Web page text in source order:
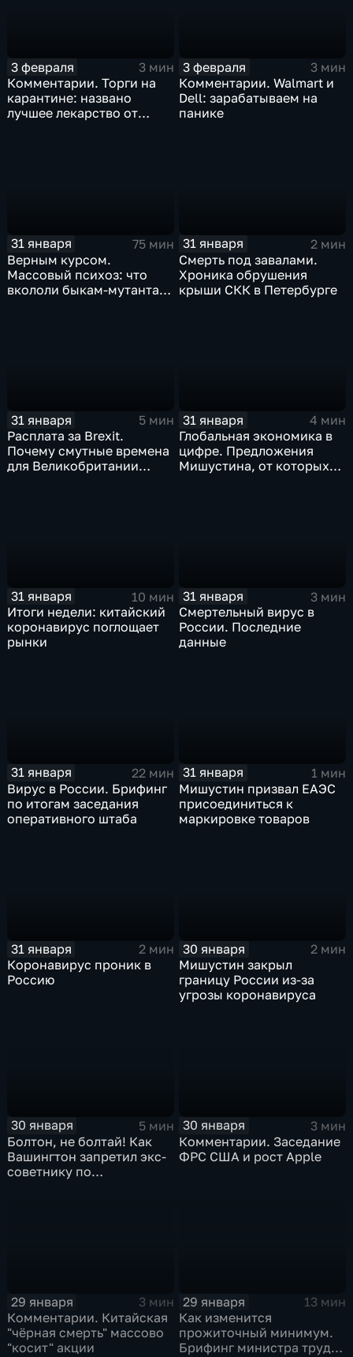
3 февраля
3 мин
Комментарии. Торги на
карантине: названо
лучшее лекарство от
3 февраля
3 мин
Комментарии. Walmart и
Dell: зарабатываем на
панике
31 января
75 мин
Верным курсом.
Массовый психоз: что
вкололи быкам-мутантам,
31 января
2 мин
Смерть под завалами.
Хроника обрушения
крыши СКК в Петербурге
31 января
5 мин
Расплата за Brexit.
Почему смутные времена
для Великобритании
31 января
4 мин
Глобальная экономика в
цифре. Предложения
Мишустина, от которых
31 января
10 мин
Итоги недели: китайский
коронавирус поглощает
рынки
31 января
3 мин
Смертельный вирус в
России. Последние
данные
31 января
22 мин
Вирус в России. Брифинг
по итогам заседания
оперативного штаба
31 января
1 мин
Мишустин призвал ЕАЭС
присоединиться к
маркировке товаров
31 января
2 мин
Коронавирус проник в
Россию
30 января
2 мин
Мишустин закрыл
границу России из-за
угрозы коронавируса
30 января
5 мин
Болтон, не болтай! Как
Вашингтон запретил экс-
советнику по
30 января
3 мин
Комментарии. Заседание
ФРС США и рост Apple
29 января
3 мин
Комментарии. Китайская
"чёрная смерть" массово
"косит" акции
29 января
13 мин
Как изменится
прожиточный минимум.
Брифинг министра труда